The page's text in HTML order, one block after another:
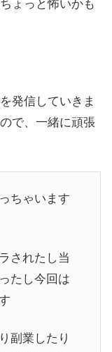
ょっと怖いかも
発信していきま
で、一緒に頑張
ちゃいます
されたし当
たし今回は
副業したり